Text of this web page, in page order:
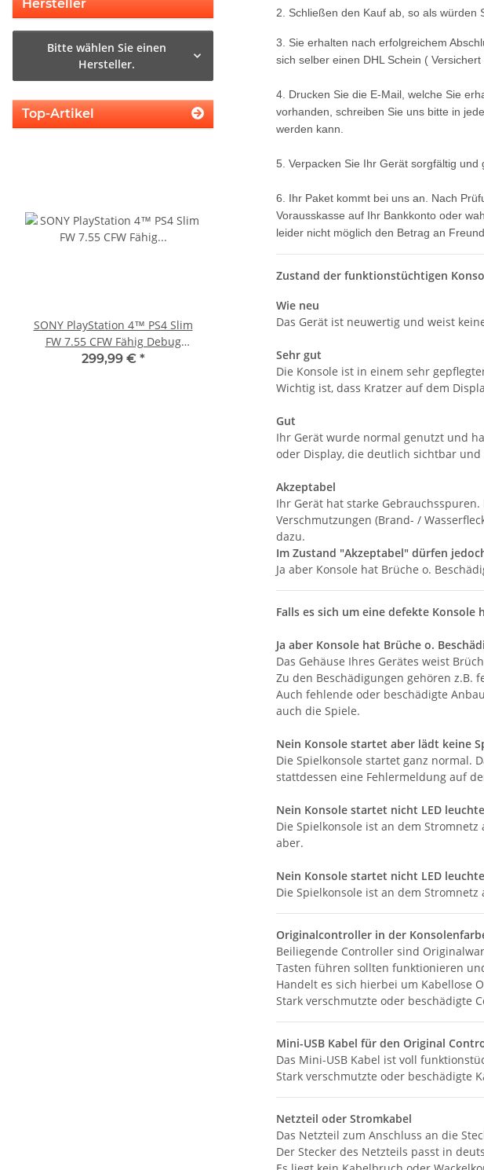
2. Schließen den Kauf ab, so als würden
3. Sie erhalten nach erfolgreichem
sich selber einen DHL Schein (
4. Drucken Sie die E-Mail, welche Sie
vorhanden, schreiben Sie uns bitte in
werden kann.
5. Verpacken Sie Ihr Gerät sorgfältig und
6. Ihr Paket kommt bei uns an. Nach
Vorausskasse auf Ihr Bankkonto oder
leider nicht möglich den Betrag an
Zustand der funktionstüchtigen
Wie neu
Das Gerät ist neuwertig und weist
Sehr gut
Die Konsole ist in einem sehr
Wichtig ist, dass Kratzer auf dem
Gut
Ihr Gerät wurde normal genutzt und
oder Display, die deutlich sichtbar
Akzeptabel
Ihr Gerät hat starke
Verschmutzungen (Brand- /
dazu.
Im Zustand "Akzeptabel" dürfen
Ja aber Konsole hat Brüche o.
Falls es sich um eine defekte Konsole
Ja aber Konsole hat Brüche o.
Das Gehäuse Ihres Gerätes weist
Zu den Beschädigungen gehören z.B.
Auch fehlende oder beschädigte
auch die Spiele.
Nein Konsole startet aber lädt keine
Die Spielkonsole startet ganz normal.
stattdessen eine Fehlermeldung auf
Nein Konsole startet nicht LED
Die Spielkonsole ist an dem
aber.
Nein Konsole startet nicht LED
Die Spielkonsole ist an dem
Originalcontroller in der
Beiliegende Controller sind
Tasten führen sollten funktionieren
Handelt es sich hierbei um Kabellose
Stark verschmutzte oder beschädigte
Mini-USB Kabel für den Original
Das Mini-USB Kabel ist voll
Stark verschmutzte oder beschädigte
Netzteil oder Stromkabel
Das Netzteil zum Anschluss an die
Der Stecker des Netzteils passt in
Hersteller
Bitte wählen Sie einen
Hersteller.
Top-Artikel
SONY PlayStation 4™ PS4 Slim
FW 7.55 CFW Fähig Debug
Settings - 500GB CUH-2016A
299,99 € *
Xbox 360 Netzteil (PAL) - 150 Watt
Mainboards gebraucht
22,99 €
Sony